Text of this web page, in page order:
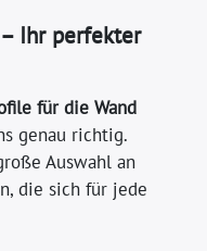
Ihr perfekter
für die Wand
genau richtig.
Auswahl an
die sich für jede